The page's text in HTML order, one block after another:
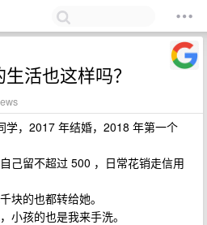
活也这样吗？
学，2017 年结婚，2018 年第一个
己留不超过 500 ，日常花销走信用
块的也都转给她。
小孩的也是我来手洗。